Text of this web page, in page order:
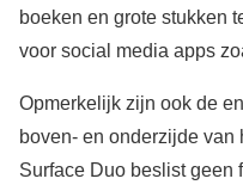
boeken en grote stukken
voor social media apps
Opmerkelijk zijn ook de
boven- en onderzijde van
Surface Duo beslist geen